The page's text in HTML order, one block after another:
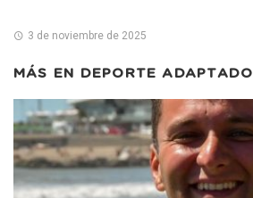
3 de noviembre de 2025
MÁS EN DEPORTE ADAPTADO